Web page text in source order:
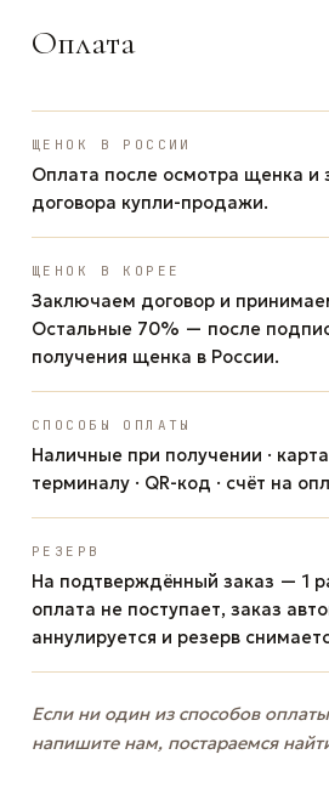
Оплата
ЩЕНОК В РОССИИ
Оплата после осмотра щенка и
договора купли-продажи.
ЩЕНОК В КОРЕЕ
Заключаем договор и
Остальные 70% — после
получения щенка в России.
СПОСОБЫ ОПЛАТЫ
Наличные при получении ·
терминалу · QR-код · счёт на
РЕЗЕРВ
На подтверждённый заказ — 1
оплата не поступает, заказ
аннулируется и резерв
Если ни один из способов
напишите нам, постараемся